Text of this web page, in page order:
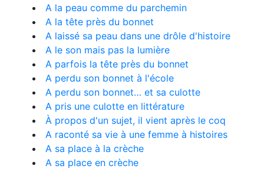
A la peau comme du parchemin
A la tête près du bonnet
A laissé sa peau dans une drôle d'histoire
A le son mais pas la lumière
A parfois la tête près du bonnet
A perdu son bonnet à l'école
A perdu son bonnet… et sa culotte
A pris une culotte en littérature
À propos d'un sujet, il vient après le coq
A raconté sa vie à une femme à histoires
A sa place à la crèche
A sa place en crèche